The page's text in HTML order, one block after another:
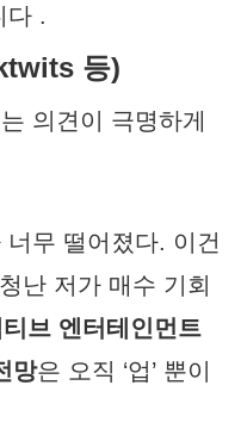
다 .
등)
의견이 극명하게
너무 떨어졌다. 이건
난 저가 매수 기회
브 엔터테인먼트
망은 오직 ‘업’ 뿐이